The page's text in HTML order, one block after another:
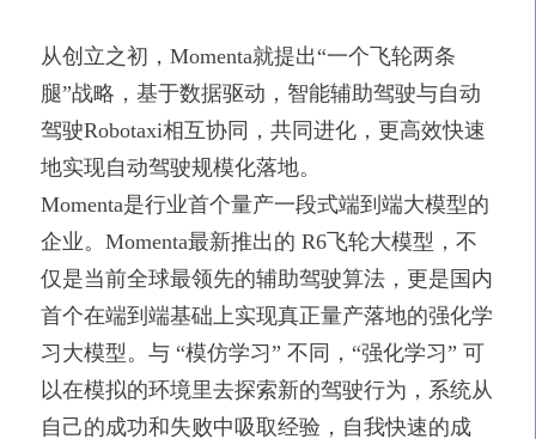
从创立之初，Momenta就提出“一个飞轮两条
腿”战略，基于数据驱动，智能辅助驾驶与自动
驾驶Robotaxi相互协同，共同进化，更高效快速
地实现自动驾驶规模化落地。
Momenta是行业首个量产一段式端到端大模型的
企业。Momenta最新推出的 R6飞轮大模型，不
仅是当前全球最领先的辅助驾驶算法，更是国内
首个在端到端基础上实现真正量产落地的强化学
习大模型。与 “模仿学习” 不同，“强化学习” 可
以在模拟的环境里去探索新的驾驶行为，系统从
自己的成功和失败中吸取经验，自我快速的成